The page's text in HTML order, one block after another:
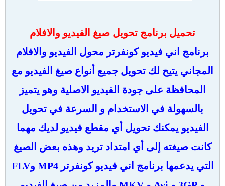
تحميل برنامج تحويل صيغ الفيديو والافلام
برنامج اني فيديو كونفرتر محول الفيديو والافلام
المجاني يتيح لك تحويل جميع أنواع صيغ الفيديو مع
المحافظة على جودة الفيديو الاصلية وهو يتميز
بالسهولة في الاستخدام و السرعة في تحويل
الفيديو يمكنك تحويل أي مقطع فيديو لديك مهما
كانت صيغته إلى أي امتداد تريد وهذه بعض الصيغ
التي يدعمها برنامج اني فيديو كونفرتر MP4 وFLV